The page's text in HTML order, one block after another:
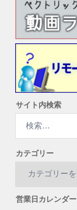
サイト内検索
カテゴリー
リ
営業日カレンダー